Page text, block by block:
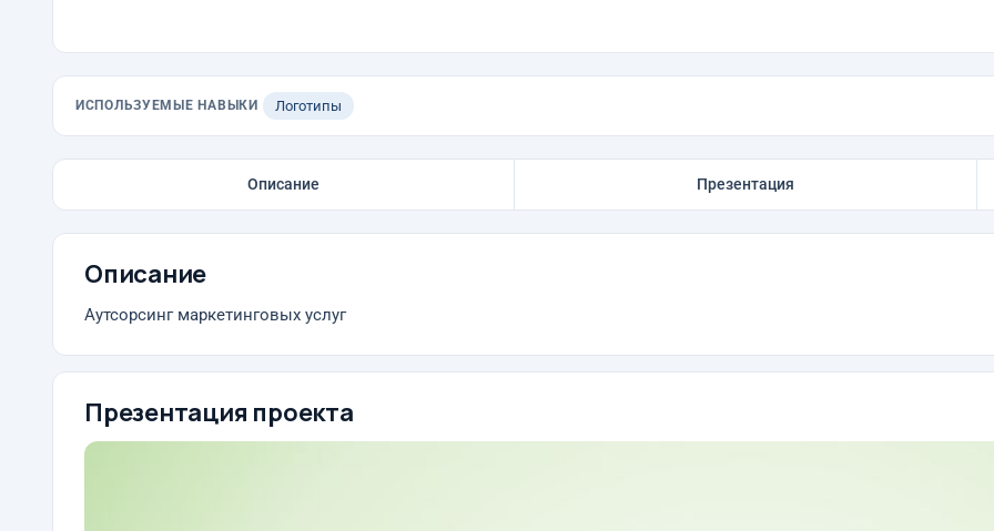
ИСПОЛЬЗУЕМЫЕ НАВЫКИ Логотипы
Описание Презентация
Описание
Аутсорсинг маркетинговых услуг
Презентация проекта